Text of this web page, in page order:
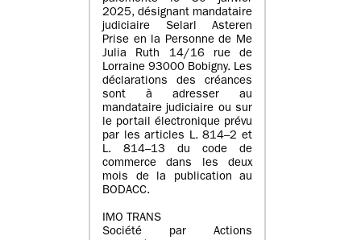
2025, désignant mandataire
judiciaire Selarl Asteren
Prise en la Personne de Me
Julia Ruth 14/16 rue de
Lorraine 93000 Bobigny. Les
déclarations des créances
sont à adresser au
mandataire judiciaire ou sur
le portail électronique prévu
par les articles L. 814–2 et
L. 814–13 du code de
commerce dans les deux
mois de la publication au
BODACC.
IMO TRANS
Société par Actions